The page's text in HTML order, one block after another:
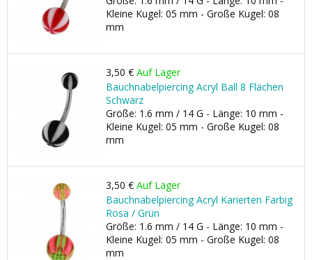
Kleine Kugel: 05 mm - Große Kugel: 08
mm
3,50 € Auf Lager
Bauchnabelpiercing Acryl Ball 8 Flächen
Schwarz
Größe: 1.6 mm / 14 G - Länge: 10 mm -
Kleine Kugel: 05 mm - Große Kugel: 08
mm
3,50 € Auf Lager
Bauchnabelpiercing Acryl Karierten Farbig
Rosa / Grün
Größe: 1.6 mm / 14 G - Länge: 10 mm -
Kleine Kugel: 05 mm - Große Kugel: 08
mm